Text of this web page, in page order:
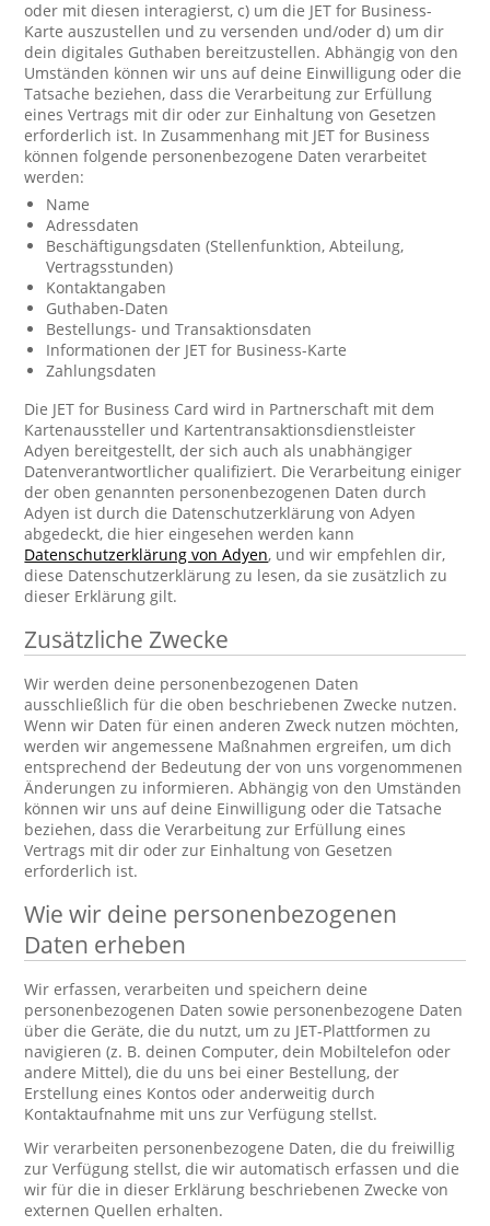
oder mit diesen interagierst, c) um die JET for Business-
Karte auszustellen und zu versenden und/oder d) um dir
dein digitales Guthaben bereitzustellen. Abhängig von den
Umständen können wir uns auf deine Einwilligung oder die
Tatsache beziehen, dass die Verarbeitung zur Erfüllung
eines Vertrags mit dir oder zur Einhaltung von Gesetzen
erforderlich ist. In Zusammenhang mit JET for Business
können folgende personenbezogene Daten verarbeitet
werden:
Name
Adressdaten
Beschäftigungsdaten (Stellenfunktion, Abteilung,
Vertragsstunden)
Kontaktangaben
Guthaben-Daten
Bestellungs- und Transaktionsdaten
Informationen der JET for Business-Karte
Zahlungsdaten
Die JET for Business Card wird in Partnerschaft mit dem
Kartenaussteller und Kartentransaktionsdienstleister
Adyen bereitgestellt, der sich auch als unabhängiger
Datenverantwortlicher qualifiziert. Die Verarbeitung einiger
der oben genannten personenbezogenen Daten durch
Adyen ist durch die Datenschutzerklärung von Adyen
abgedeckt, die hier eingesehen werden kann
Datenschutzerklärung von Adyen, und wir empfehlen dir,
diese Datenschutzerklärung zu lesen, da sie zusätzlich zu
dieser Erklärung gilt.
Zusätzliche Zwecke
Wir werden deine personenbezogenen Daten
ausschließlich für die oben beschriebenen Zwecke nutzen.
Wenn wir Daten für einen anderen Zweck nutzen möchten,
werden wir angemessene Maßnahmen ergreifen, um dich
entsprechend der Bedeutung der von uns vorgenommenen
Änderungen zu informieren. Abhängig von den Umständen
können wir uns auf deine Einwilligung oder die Tatsache
beziehen, dass die Verarbeitung zur Erfüllung eines
Vertrags mit dir oder zur Einhaltung von Gesetzen
erforderlich ist.
Wie wir deine personenbezogenen
Daten erheben
Wir erfassen, verarbeiten und speichern deine
personenbezogenen Daten sowie personenbezogene Daten
über die Geräte, die du nutzt, um zu JET-Plattformen zu
navigieren (z. B. deinen Computer, dein Mobiltelefon oder
andere Mittel), die du uns bei einer Bestellung, der
Erstellung eines Kontos oder anderweitig durch
Kontaktaufnahme mit uns zur Verfügung stellst.
Wir verarbeiten personenbezogene Daten, die du freiwillig
zur Verfügung stellst, die wir automatisch erfassen und die
wir für die in dieser Erklärung beschriebenen Zwecke von
externen Quellen erhalten.